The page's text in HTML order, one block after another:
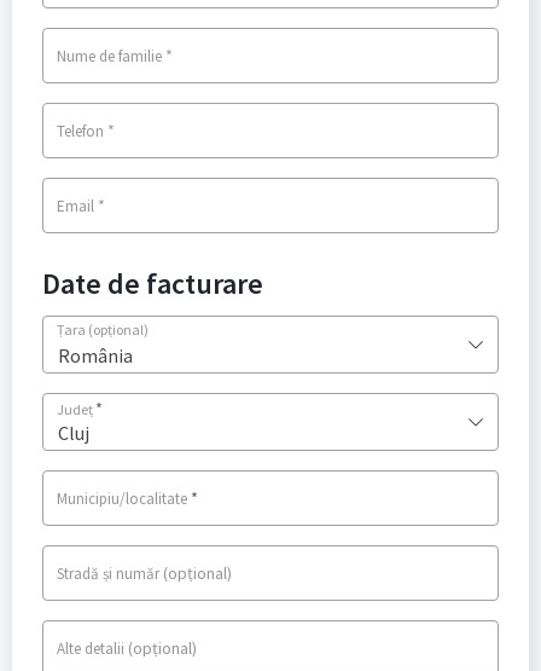
Nume de familie *
Telefon *
Email *
Date de facturare
Țara (opțional)
România
Județ *
Cluj
Municipiu/localitate *
Stradă și număr(opțional)
Alte detalii (opțional)